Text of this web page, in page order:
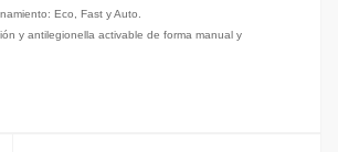
Eco, Fast y Auto.
y antilegionella activable de forma manual y